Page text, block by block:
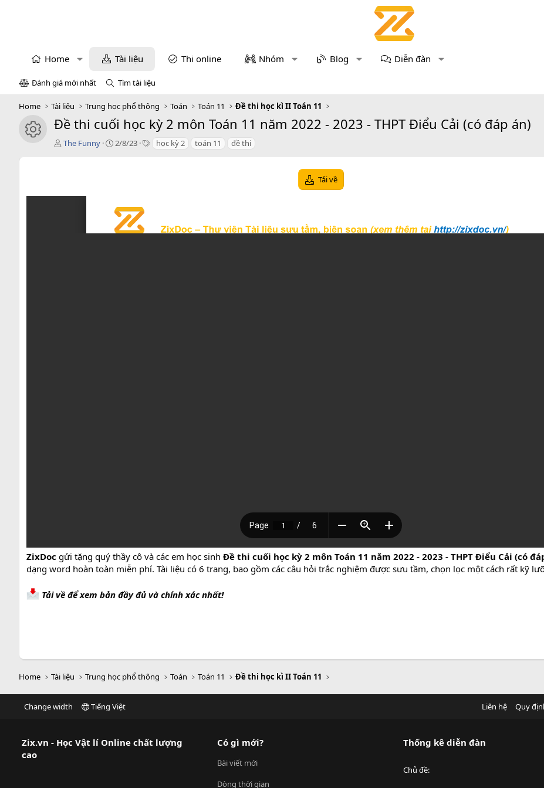
Home Tài liệu Thi online Nhóm Blog Diễn đàn
Đánh giá mới nhất Tìm tài liệu
Home Tài liệu Trung học phổ thông Toán Toán 11 Đề thi học kì II Toán 11
icon tài liệu
Đề thi cuối học kỳ 2 môn Toán 11 năm 2022 - 2023 - THPT Điểu Cải (có đáp án)
T
ả
The Funny
C
o
n
d
2/8/23
T học kỳ 2 toán 11 đề thi
Tải về
ZixDoc gửi tặng quý thầy cô và các em học sinh Đề thi cuối học kỳ 2 môn Toán 11 năm 2022 - 2023 - THPT Điểu Cải (có
dạng word hoàn toàn miễn phí. Tài liệu có 6 trang, bao gồm các câu hỏi trắc nghiệm được sưu tầm, chọn lọc một cách rất kỹ
Tải về để xem bản đầy đủ và chính xác nhất!
Home Tài liệu Trung học phổ thông Toán Toán 11 Đề thi học kì II Toán 11
Change width Tiếng Việt Liên hệ Quy
Zix.vn - Học Vật lí Online chất lượng
cao
Có gì mới?
Bài viết mới
Dòng thời gian
Thống kê diễn đàn
Chủ đề